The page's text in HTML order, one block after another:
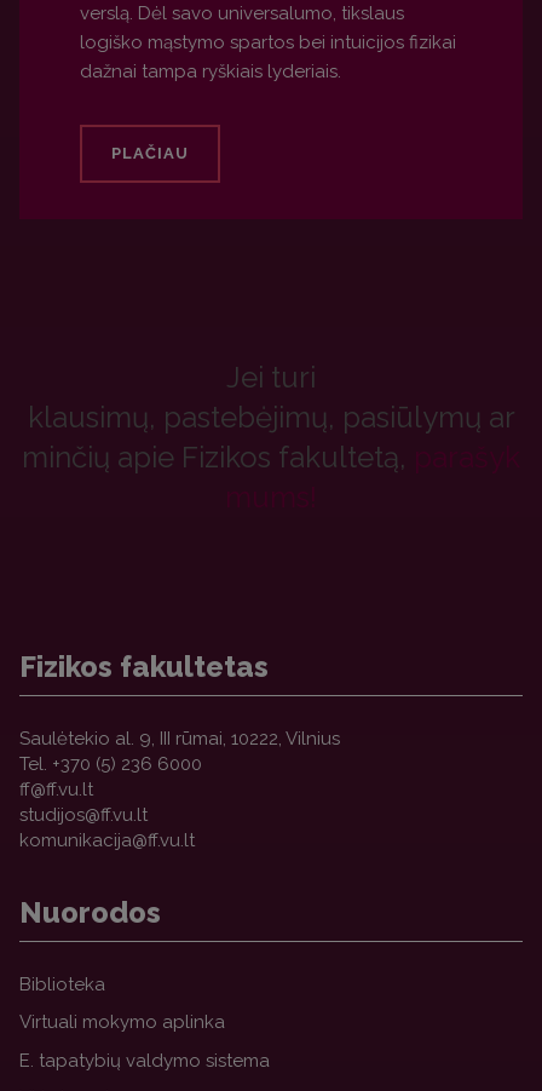
verslą. Dėl savo universalumo, tikslaus
logiško mąstymo spartos bei intuicijos fizikai
dažnai tampa ryškiais lyderiais.
PLAČIAU
Jei turi
klausimų, pastebėjimų, pasiūlymų ar
minčių apie Fizikos fakultetą,
Fizikos fakultetas
Saulėtekio al. 9, III rūmai, 10222, Vilnius
Tel. +370 (5) 236 6000
Nuorodos
Biblioteka
Virtuali mokymo aplinka
E. tapatybių valdymo sistema